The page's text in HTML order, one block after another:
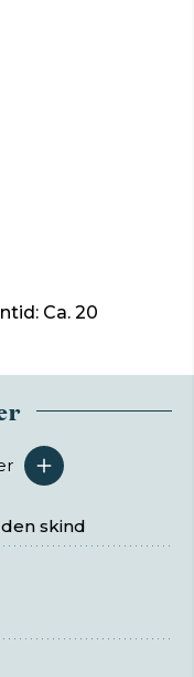
Ca. 20
skind